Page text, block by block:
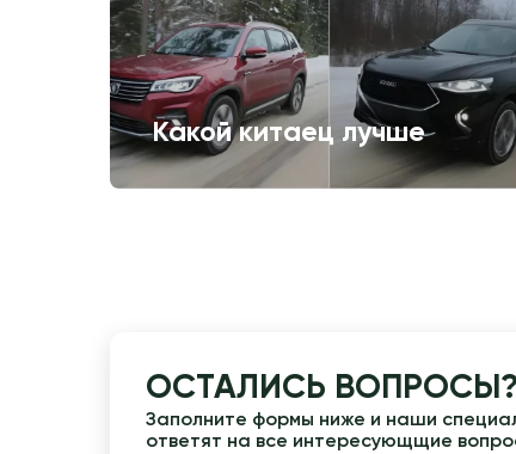
Какой китаец лучше
ОСТАЛИСЬ ВОПРОСЫ?
Заполните формы ниже и наши
ответят на все интересующщие